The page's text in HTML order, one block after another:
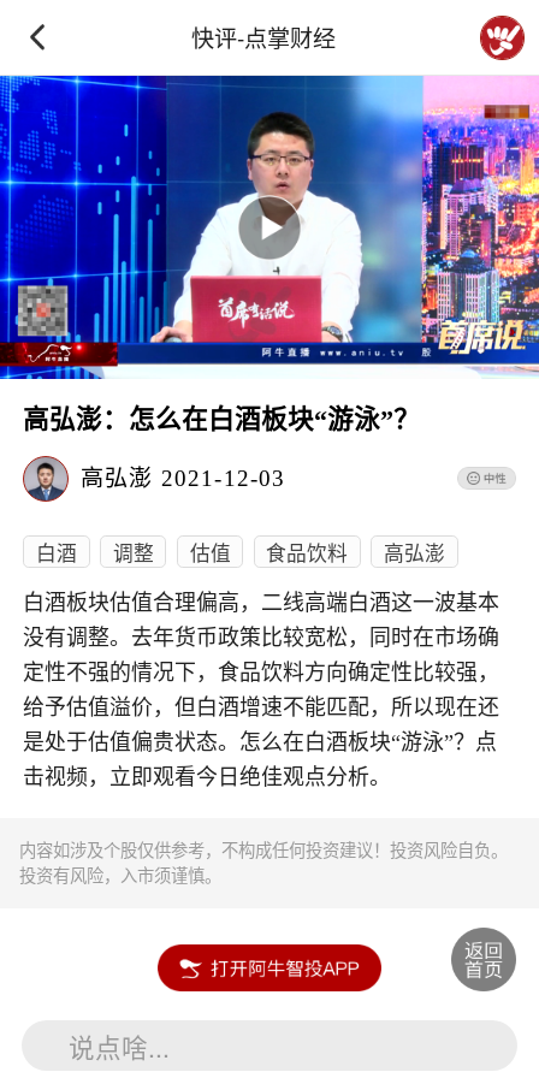
快评-点掌财经
高弘澎：怎么在白酒板块“游泳”？
高弘澎 2021-12-03
白酒 调整 估值 食品饮料 高弘澎
白酒板块估值合理偏高，二线高端白酒这一波基本
没有调整。去年货币政策比较宽松，同时在市场确
定性不强的情况下，食品饮料方向确定性比较强，
给予估值溢价，但白酒增速不能匹配，所以现在还
是处于估值偏贵状态。怎么在白酒板块“游泳”？点
击视频，立即观看今日绝佳观点分析。
内容如涉及个股仅供参考，不构成任何投资建议！投资风险自负。
投资有风险，入市须谨慎。
说点啥...